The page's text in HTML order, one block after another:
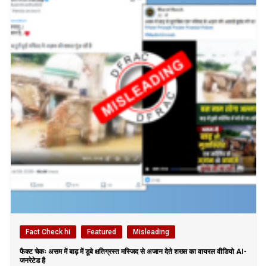
Fact Check hi Featured Misleading
फैक्ट चेकः असम में बाढ़ में डूबे क्षतिग्रस्त मस्जिद से अजान देते शख्स का वायरल वीडियो AI-
जनरेटेड है